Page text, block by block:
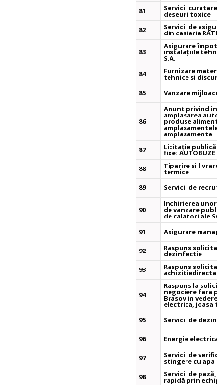
81
Servicii
deseuri toxice
82
Servicii de
din casieria
83
Asigurare
instalațiile
S.A.
84
Furnizare
tehnice si
85
Vanzare
86
Anunt privind
amplasarea
produse
amplasamente
87
Licitație
fixe: AUTOBUZE
88
Tiparire si
termice
89
Servicii de
90
Inchirierea
de vanzare
de calatori ale
91
Asigurare
92 Raspuns
dezinfectie
93
Raspuns
94
Raspuns la
negociere fara
Brasov in
electrica, joasa
95
Servicii de
96 Energie
97 Servicii de
stingere cu apa
98
Servicii de
rapidă prin